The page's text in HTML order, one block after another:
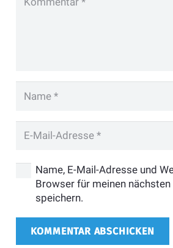
Name, E-Mail-Adresse und
Browser für meinen
speichern.
KOMMENTAR ABSCHICKEN